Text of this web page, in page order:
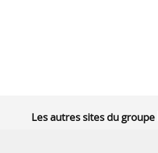
Les autres sites du groupe